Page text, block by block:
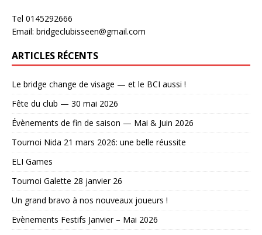
Tel 0145292666
Email: bridgeclubisseen@gmail.com
ARTICLES RÉCENTS
Le bridge change de visage — et le BCI aussi !
Fête du club — 30 mai 2026
Évènements de fin de saison — Mai & Juin 2026
Tournoi Nida 21 mars 2026: une belle réussite
ELI Games
Tournoi Galette 28 janvier 26
Un grand bravo à nos nouveaux joueurs !
Evènements Festifs Janvier – Mai 2026